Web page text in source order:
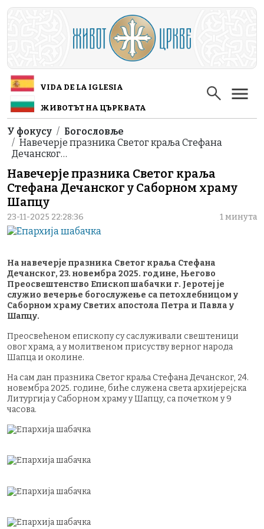
Skip to main content
VIDA DE LA IGLESIA
ЖИВОТЪТ НА ЦЪРКВАТА
Breadcrumb
У фокусу
Богословље
Навечерје празника Светог краља Стефана
Дечанског…
Навечерје празника Светог краља
Стефана Дечанског у Саборном храму
Шапцу
23-11-2025 22:28:36 1 минута
На навечерје празника Светог краља Стефана
Дечанског, 23. новембра 2025. године, Његово
Преосвештенство Епископ шабачки г. Јеротеј је
служио вечерње богослужење са петохлебницом у
Саборном храму Светих апостола Петра и Павла у
Шапцу.
Преосвећеном епископу су саслуживали свештеници
овог храма, а у молитвеном присуству верног народа
Шапца и околине.
‍На сам дан празника Светог краља Стефана Дечанског, 24.
новембра 2025. године, биће служена света архијерејска
Литургија у Саборном храму у Шапцу, са почетком у 9
часова.